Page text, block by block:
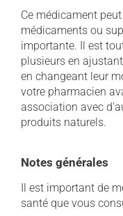
Ce médicament
médicaments ou
importante. Il est
plusieurs en
en changeant leur
votre pharmacien
association avec
produits naturels.
Notes générales
Il est important de
santé que vous